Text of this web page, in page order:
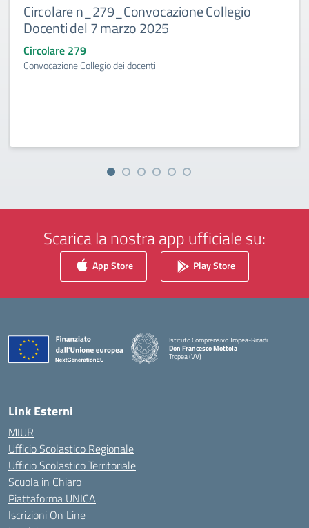
Circolare n_279_Convocazione Collegio
Docenti del 7 marzo 2025
Circolare 279
Convocazione Collegio dei docenti
Scarica la nostra app ufficiale su:
App Store Play Store
Istituto Comprensivo Tropea-Ricadi
Don Francesco Mottola
Tropea (VV)
— Visita la pagina iniziale della scuola
Link Esterni
MIUR
Ufficio Scolastico Regionale
Ufficio Scolastico Territoriale
Scuola in Chiaro
Piattaforma UNICA
Iscrizioni On Line